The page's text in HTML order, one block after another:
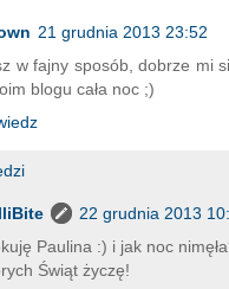
21 grudnia 2013 23:52
w fajny sposób, dobrze mi
blogu cała noc ;)
22 grudnia 2013
Paulina :) i jak noc
Świąt życzę!